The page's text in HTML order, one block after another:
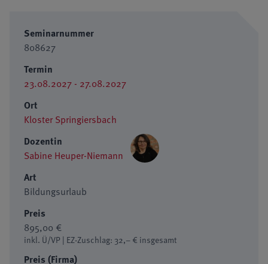
Seminarnummer
808627
Termin
23.08.2027 - 27.08.2027
Ort
Kloster Springiersbach
Dozentin
Sabine Heuper-Niemann
Art
Bildungsurlaub
Preis
895,00 €
inkl. Ü/VP | EZ-Zuschlag: 32,– € insgesamt
Preis (Firma)